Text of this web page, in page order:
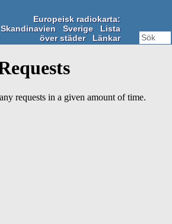
Europeisk radiokarta:
Skandinavien
Sverige
Lista
över städer
Länkar